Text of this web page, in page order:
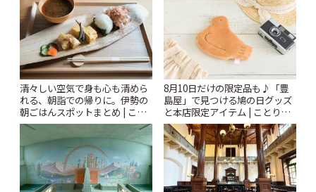
清々しい空気で身も心も清めら
れる、朝詣での帰りに。伊勢の
朝ごはんスポットまとめ | こと
りっぷ
8月10日だけの限定品も♪「豊
島屋」で見つける鳩の日グッズ
と本店限定アイテム | ことりっ
ぷ